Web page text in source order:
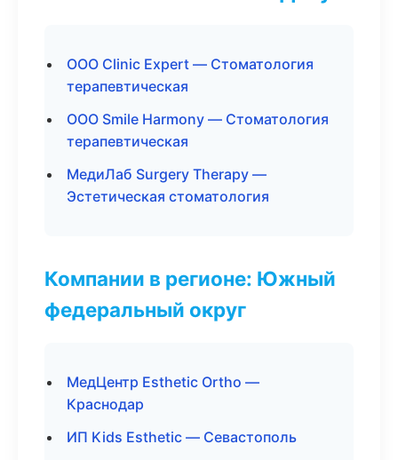
ООО Clinic Expert — Стоматология
терапевтическая
ООО Smile Harmony — Стоматология
терапевтическая
МедиЛаб Surgery Therapy —
Эстетическая стоматология
Компании в регионе: Южный
федеральный округ
МедЦентр Esthetic Ortho —
Краснодар
ИП Kids Esthetic — Севастополь